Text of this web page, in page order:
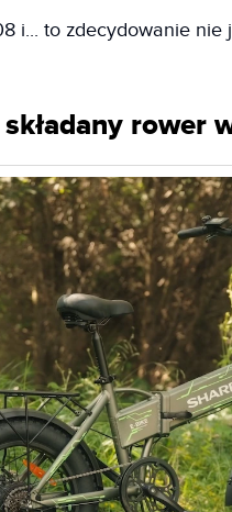
i... to zdecydowanie nie
rower